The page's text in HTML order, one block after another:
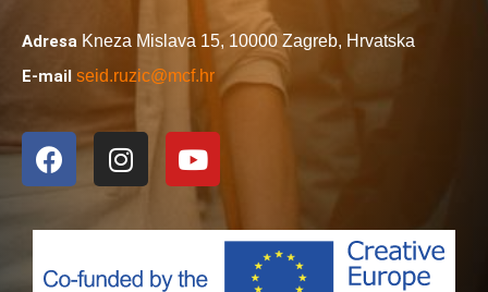
Adresa Kneza Mislava 15, 10000 Zagreb, Hrvatska
E-mail seid.ruzic@mcf.hr